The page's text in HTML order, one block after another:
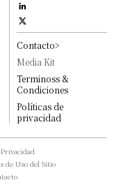
Contacto>
Media Kit
Terminoss &
Condiciones
Políticas de
privacidad
de Uso del Sitio